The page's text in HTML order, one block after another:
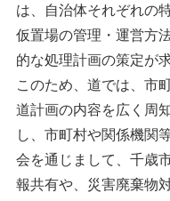
は、自治体それぞれの
仮置場の管理・運営方
的な処理計画の策定が
このため、道では、市
道計画の内容を広く周
し、市町村や関係機関
会を通じまして、千歳
報共有や、災害廃棄物